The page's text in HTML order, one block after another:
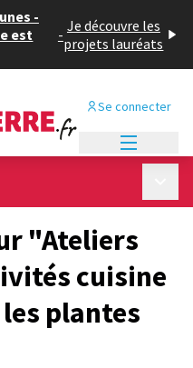
-
est
- Je découvre les
projets lauréats
Se connecter
"Ateliers
cuisine
plantes